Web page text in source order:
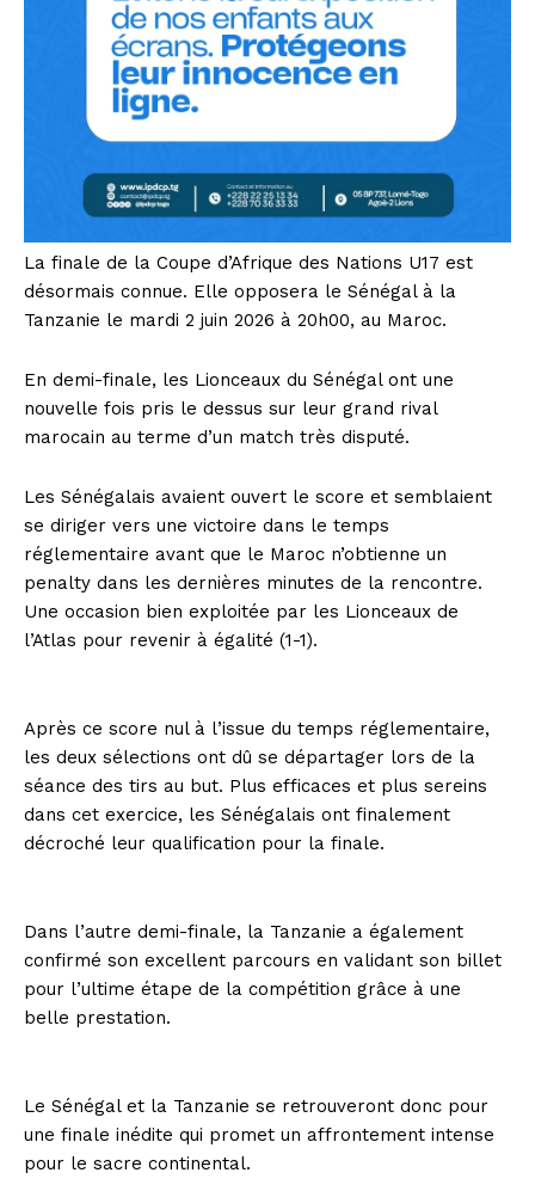
La finale de la Coupe d’Afrique des Nations U17 est
désormais connue. Elle opposera le Sénégal à la
Tanzanie le mardi 2 juin 2026 à 20h00, au Maroc.
En demi-finale, les Lionceaux du Sénégal ont une
nouvelle fois pris le dessus sur leur grand rival
marocain au terme d’un match très disputé.
Les Sénégalais avaient ouvert le score et semblaient
se diriger vers une victoire dans le temps
réglementaire avant que le Maroc n’obtienne un
penalty dans les dernières minutes de la rencontre.
Une occasion bien exploitée par les Lionceaux de
l’Atlas pour revenir à égalité (1-1).
Après ce score nul à l’issue du temps réglementaire,
les deux sélections ont dû se départager lors de la
séance des tirs au but. Plus efficaces et plus sereins
dans cet exercice, les Sénégalais ont finalement
décroché leur qualification pour la finale.
Dans l’autre demi-finale, la Tanzanie a également
confirmé son excellent parcours en validant son billet
pour l’ultime étape de la compétition grâce à une
belle prestation.
Le Sénégal et la Tanzanie se retrouveront donc pour
une finale inédite qui promet un affrontement intense
pour le sacre continental.